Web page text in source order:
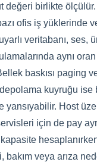
değeri birlikte
ofis iş yüklerinde
veritabanı, ses,
aynı
baskısı paging
depolama kuyruğu ise
yansıyabilir. Host
için de pay
bakım veya arıza